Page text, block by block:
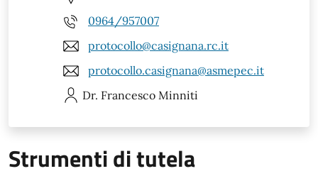
0964/957007
protocollo@casignana.rc.it
protocollo.casignana@asmepec.it
Dr. Francesco Minniti
Strumenti di tutela